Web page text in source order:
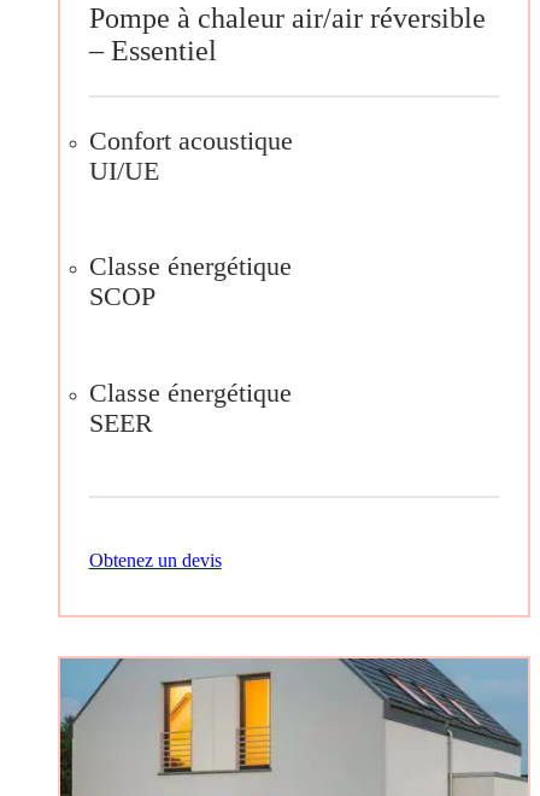
Pompe à chaleur air/air réversible
– Essentiel
Confort acoustique
UI/UE
Classe énergétique
SCOP
Classe énergétique
SEER
Obtenez un devis